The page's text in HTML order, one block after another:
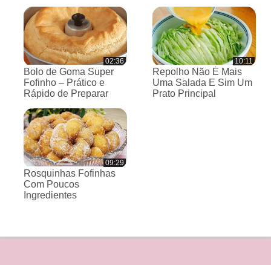
02:36
Bolo de Goma Super
Fofinho – Prático e
Rápido de Preparar
10:11
Repolho Não É Mais
Uma Salada E Sim Um
Prato Principal
09:29
Rosquinhas Fofinhas
Com Poucos
Ingredientes